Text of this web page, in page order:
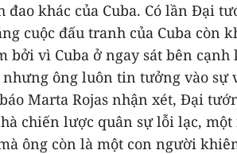
đao khác của Cuba. Có lần Đại
cuộc đấu tranh của Cuba còn
bởi vì Cuba ở ngay sát bên
ông luôn tin tưởng vào sự
Marta Rojas nhận xét, Đại
chiến lược quân sự lỗi lạc,
ông còn là một con người